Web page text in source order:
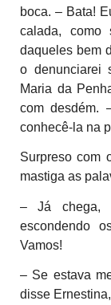
boca. – Bata!
calada, como
daqueles bem
o denunciarei
Maria da
com desdém.
conhecê-la na
Surpreso com
mastiga as
– Já chega,
escondendo
Vamos!
– Se estava
disse